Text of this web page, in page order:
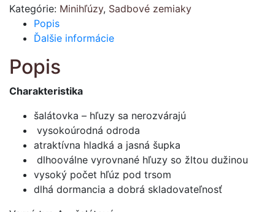
Kategórie: Minihľúzy, Sadbové zemiaky
Popis
Ďalšie informácie
Popis
Charakteristika
šalátovka – hľuzy sa nerozvárajú
vysokoúrodná odroda
atraktívna hladká a jasná šupka
dlhooválne vyrovnané hľuzy so žltou dužinou
vysoký počet hľúz pod trsom
dlhá dormancia a dobrá skladovateľnosť